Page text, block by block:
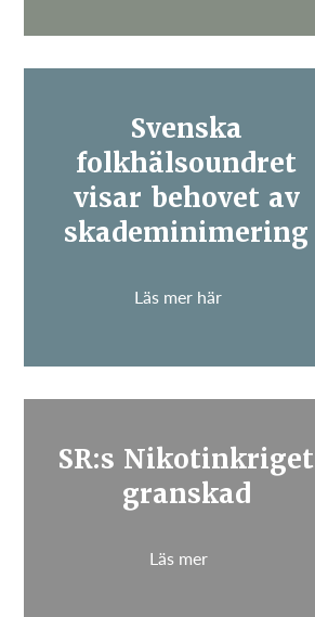
Svenska
folkhälsoundret
visar behovet av
skademinimering
Läs mer här
SR:s Nikotinkriget
granskad
Läs mer